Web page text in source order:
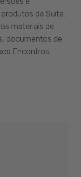
da Suite.
materiais de
documentos de
Encontros